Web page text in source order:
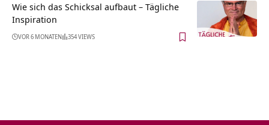
Wie sich das Schicksal aufbaut – Tägliche
Inspiration
VOR 6 MONATEN 354 VIEWS